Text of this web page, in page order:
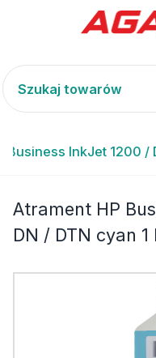
Business InkJet 1200 /
Atrament HP
DN / DTN cyan